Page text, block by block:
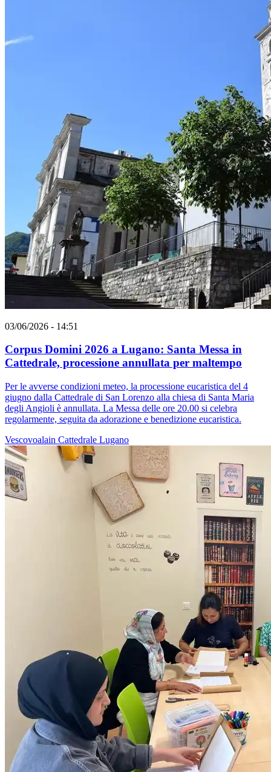
03/06/2026 - 14:51
Corpus Domini 2026 a Lugano: Santa Messa in
Cattedrale, processione annullata per maltempo
Per le avverse condizioni meteo, la processione eucaristica del 4
giugno dalla Cattedrale di San Lorenzo alla chiesa di Santa Maria
degli Angioli è annullata. La Messa delle ore 20.00 si celebra
regolarmente, seguita da adorazione e benedizione eucaristica.
Vescovoalain Cattedrale Lugano